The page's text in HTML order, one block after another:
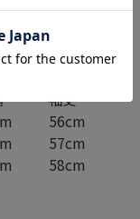
袖丈
56cm
57cm
58cm